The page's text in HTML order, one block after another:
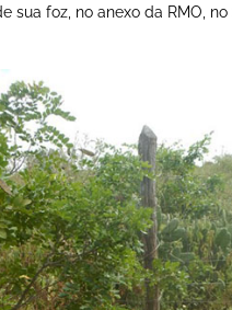
sua foz, no anexo da RMO,